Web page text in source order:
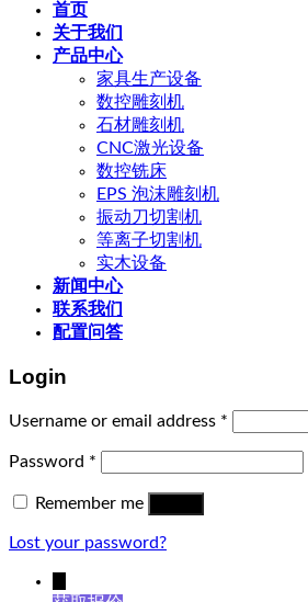
首页
关于我们
产品中心
家具生产设备
数控雕刻机
石材雕刻机
CNC激光设备
数控铣床
EPS 泡沫雕刻机
振动刀切割机
等离子切割机
实木设备
新闻中心
联系我们
配置问答
Login
Username or email address *
Password *
Remember me
Lost your password?